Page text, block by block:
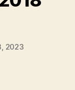
2023